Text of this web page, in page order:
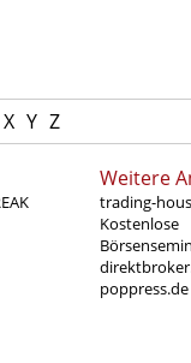
X Y Z
Weitere
trading-
Kostenlose
poppress.de